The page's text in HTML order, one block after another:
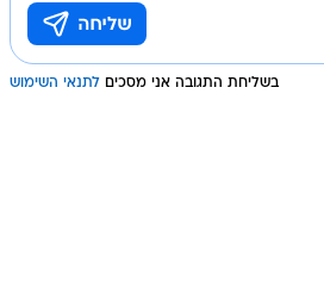
בשליחת התגובה אני מסכים לתנאי השימוש